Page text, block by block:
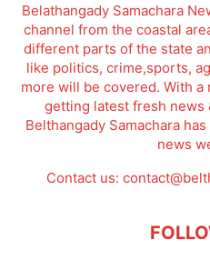
Belathangady Samachara
channel from the coastal
different parts of the state
like politics, crime,sports,
more will be covered. With
getting latest fresh news
Belthangady Samachara
news
Contact us: